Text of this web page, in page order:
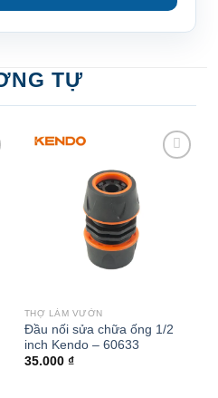
TỰ
THỢ LÀM VƯỜN
Đầu nối sửa chữa ống 1/2
inch Kendo – 60633
35.000 ₫